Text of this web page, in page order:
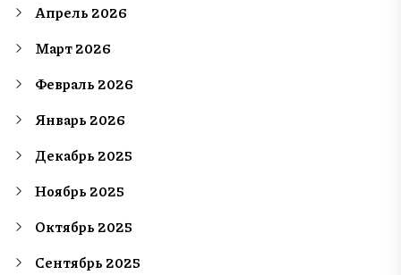
Апрель 2026
Март 2026
Февраль 2026
Январь 2026
Декабрь 2025
Ноябрь 2025
Октябрь 2025
Сентябрь 2025